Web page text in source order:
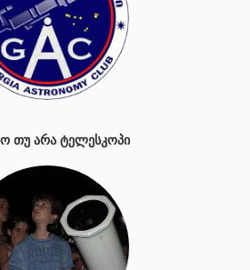
ᲗᲣ ᲐᲠᲐ ᲢᲔᲚᲔᲡᲙᲝᲞᲘ